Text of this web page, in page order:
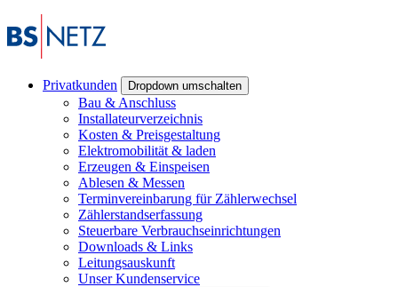
Privatkunden Dropdown umschalten
Bau & Anschluss
Installateurverzeichnis
Kosten & Preisgestaltung
Elektromobilität & laden
Erzeugen & Einspeisen
Ablesen & Messen
Terminvereinbarung für Zählerwechsel
Zählerstandserfassung
Steuerbare Verbrauchseinrichtungen
Downloads & Links
Leitungsauskunft
Unser Kundenservice